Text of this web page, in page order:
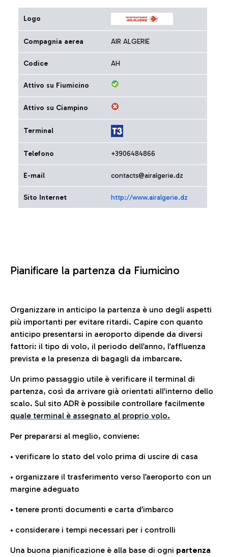
Logo
Compagnia aerea AIR ALGERIE
Codice AH
Attivo su Fiumicino
Attivo su Ciampino
Terminal
Telefono +3906484866
E-mail contacts@airalgerie.dz
Sito Internet http://www.airalgerie.dz
Pianificare la partenza da Fiumicino
Organizzare in anticipo la partenza è uno degli aspetti
più importanti per evitare ritardi. Capire con quanto
anticipo presentarsi in aeroporto dipende da diversi
fattori: il tipo di volo, il periodo dell’anno, l’affluenza
prevista e la presenza di bagagli da imbarcare.
Un primo passaggio utile è verificare il terminal di
partenza, così da arrivare già orientati all’interno dello
scalo. Sul sito ADR è possibile controllare facilmente
quale terminal è assegnato al proprio volo.
Per prepararsi al meglio, conviene:
• verificare lo stato del volo prima di uscire di casa
• organizzare il trasferimento verso l’aeroporto con un
margine adeguato
• tenere pronti documenti e carta d’imbarco
• considerare i tempi necessari per i controlli
Una buona pianificazione è alla base di ogni partenza